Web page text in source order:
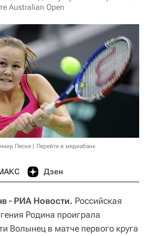
Australian Open
Песня Перейти в медиабанк
Дзен
- РИА Новости. Российская
Родина проиграла
Волынец в матче первого круга